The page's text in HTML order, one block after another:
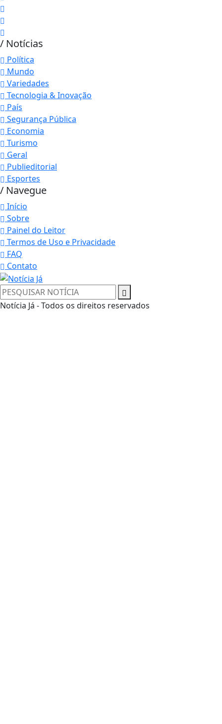
/ Notícias
Política
Mundo
Variedades
Tecnologia & Inovação
País
Segurança Pública
Economia
Turismo
Geral
Publieditorial
Esportes
/ Navegue
Início
Sobre
Painel do Leitor
Termos de Uso e Privacidade
FAQ
Contato
Notícia Já - Todos os direitos reservados